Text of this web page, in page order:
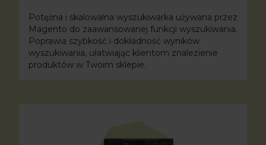
Potężna i skalowalna wyszukiwarka używana przez
Magento do zaawansowanej funkcji wyszukiwania.
Poprawia szybkość i dokładność wyników
wyszukiwania, ułatwiając klientom znalezienie
produktów w Twoim sklepie.